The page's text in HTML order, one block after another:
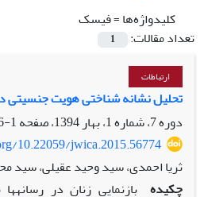
کلیدواژه‌ها =فیسک
تعداد مقالات:
1
ارتباطات
تحلیل نشانه‏ شناختی هویت جنسیتی
دوره 7، شماره 1، بهار 1394، صفحه
1-16
10.22059/jwica.2015.56774
ثریا احمدی، سید وحید عقیلی، سید
چکیده بازنمایی‏ زنان در